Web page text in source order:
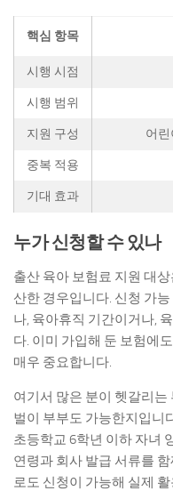
핵심 항목
시행 시점
시행 범위
지원 구성 어
중복 적용
기대 효과
누가 신청할 수 있나
출산 육아 보험료 지원 대
산한 경우입니다. 신청 가
나, 육아휴직 기간이거나,
다. 이미 가입해 둔 보험에
매우 중요합니다.
여기서 많은 분이 헷갈리
벌이 부부도 가능한지입니
초등학교 6학년 이하 자녀
연령과 회사 발급 서류를
로도 신청이 가능해 실제